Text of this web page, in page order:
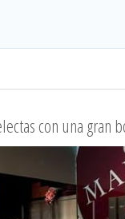
con una gran